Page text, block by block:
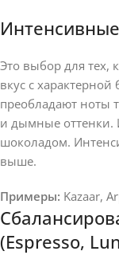
Это выбор для тех,
вкус с
преобладают ноты
и дымные оттенки.
шоколадом.
выше.
Примеры: Kazaar,
(Espresso,